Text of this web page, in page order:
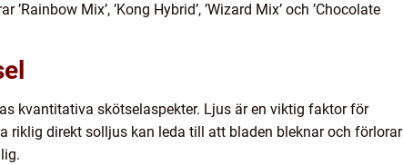
Mix’, ’Kong Hybrid’, ’Wizard Mix’ och ’Chocolate
kvantitativa skötselaspekter. Ljus är en viktig faktor för
riklig direkt solljus kan leda till att bladen bleknar och förlorar